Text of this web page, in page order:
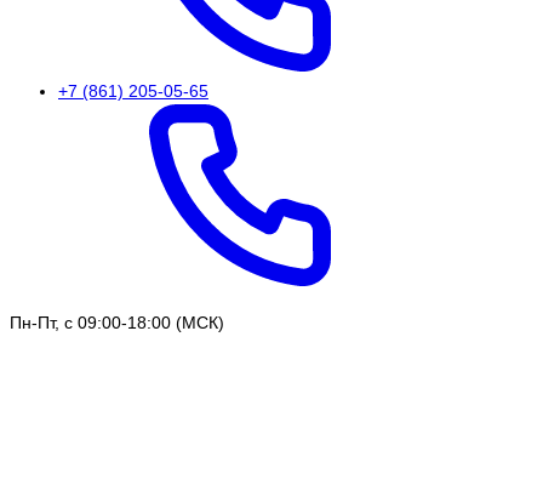
+7 (861) 205-05-65
Пн-Пт, с 09:00-18:00 (МСК)